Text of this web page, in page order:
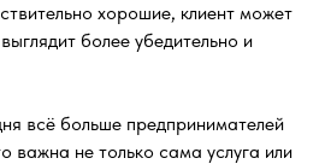
хорошие, клиент может
более убедительно и
всё больше предпринимателей
важна не только сама услуга или